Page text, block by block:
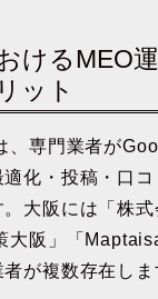
けるMEO
ット
、専門業者が
適化・投稿・口
大阪には「株式
大阪」「
が複数存在しま